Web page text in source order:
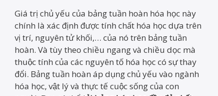
Giá trị chủ yếu của bảng tuần hoàn hóa học này
chính là xác định được tính chất hóa học dựa trên
vị trí, nguyên tử khối,… của nó trên bảng tuần
hoàn. Và tùy theo chiều ngang và chiều dọc mà
thuộc tính của các nguyên tố hóa học có sự thay
đổi. Bảng tuần hoàn áp dụng chủ yếu vào ngành
hóa học, vật lý và thực tế cuộc sống của con